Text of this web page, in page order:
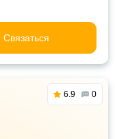
Связаться
6.9 0